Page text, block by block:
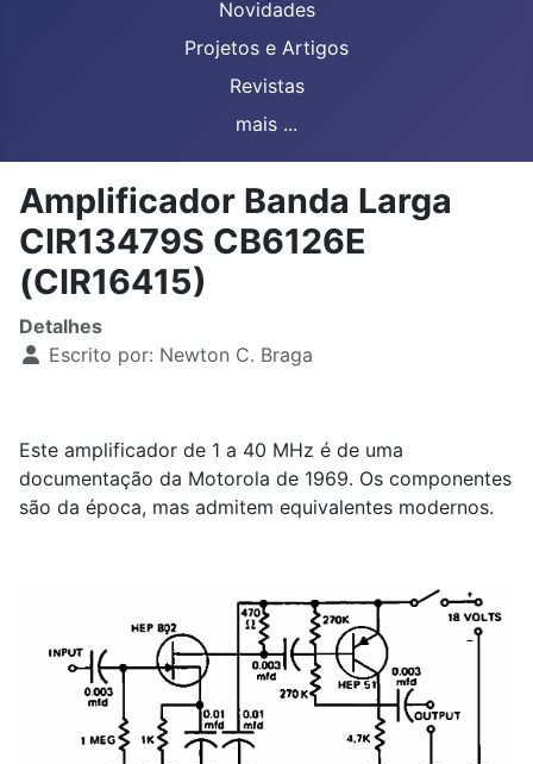
Novidades
Projetos e Artigos
Revistas
mais ...
Amplificador Banda Larga
CIR13479S CB6126E
(CIR16415)
Detalhes
Escrito por: Newton C. Braga
Este amplificador de 1 a 40 MHz é de uma
documentação da Motorola de 1969. Os componentes
são da época, mas admitem equivalentes modernos.